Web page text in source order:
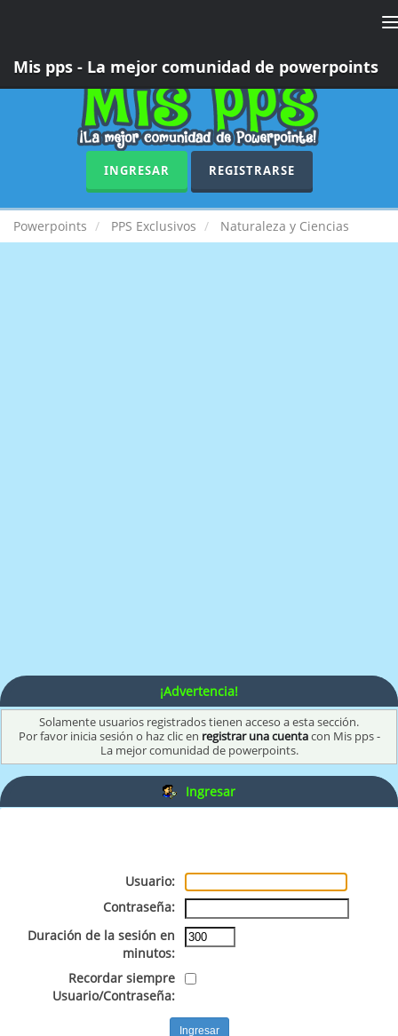
Mis pps - La mejor comunidad de powerpoints
INGRESAR REGISTRARSE
Powerpoints PPS Exclusivos Naturaleza y Ciencias
¡Advertencia!
Solamente usuarios registrados tienen acceso a esta sección.
Por favor inicia sesión o haz clic en registrar una cuentacon Mis pps -
La mejor comunidad de powerpoints.
Ingresar
Usuario:
Contraseña:
Duración de la sesión en
minutos:
Recordar siempre
Usuario/Contraseña: